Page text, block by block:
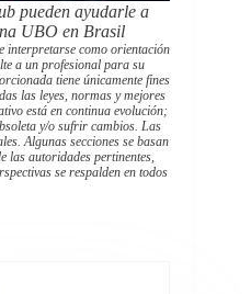
pueden ayudarle a
UBO en Brasil
interpretarse como orientación
a un profesional para su
tiene únicamente fines
las leyes, normas y mejores
está en continua evolución;
y/o sufrir cambios. Las
Algunas secciones se basan
las autoridades pertinentes,
se respalden en todos